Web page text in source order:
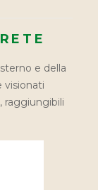
e della
visionati
raggiungibili